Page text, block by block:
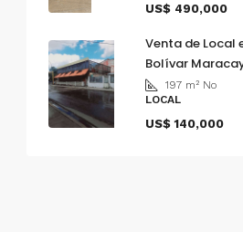
US$ 490,000
Venta de Local
Bolívar
197 m² No
LOCAL
US$ 140,000